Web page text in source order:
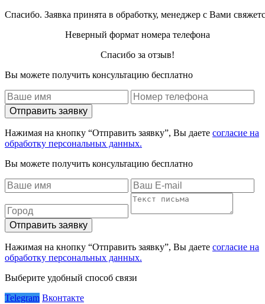
Спасибо. Заявка принята в обработку, менеджер с Вами
Неверный формат номера телефона
Спасибо за отзыв!
Вы можете получить консультацию бесплатно
Отправить заявку
Нажимая на кнопку “Отправить заявку”, Вы даете согласие на
обработку персональных данных.
Вы можете получить консультацию бесплатно
Отправить заявку
Нажимая на кнопку “Отправить заявку”, Вы даете согласие на
обработку персональных данных.
Выберите удобный способ связи
Telegram Вконтакте